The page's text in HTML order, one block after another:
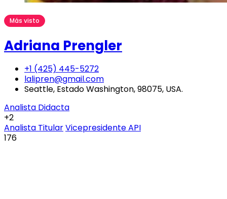
Más visto
Adriana Prengler
+1 (425) 445-5272
lalipren@gmail.com
Seattle, Estado Washington, 98075, USA.
Analista Didacta
+2
Analista TitularVicepresidente API
176